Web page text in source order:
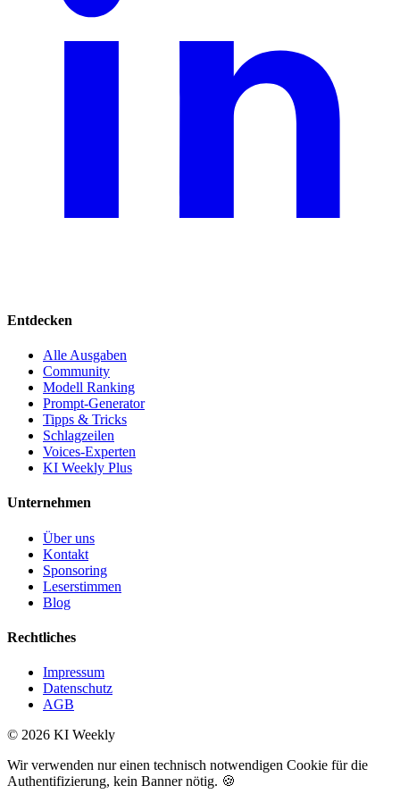
Entdecken
Alle Ausgaben
Community
Modell Ranking
Prompt-Generator
Tipps & Tricks
Schlagzeilen
Voices-Experten
KI Weekly Plus
Unternehmen
Über uns
Kontakt
Sponsoring
Leserstimmen
Blog
Rechtliches
Impressum
Datenschutz
AGB
© 2026 KI Weekly
Wir verwenden nur einen technisch notwendigen Cookie für die
Authentifizierung, kein Banner nötig. 🍪